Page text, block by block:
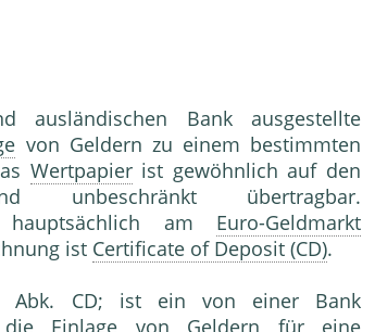
ausländischen Bank ausgestellte
von Geldern zu einem bestimmten
Wertpapierist gewöhnlich auf den
übertragbar.
hauptsächlich am Euro-Geldmarkt
ist Certificate of Deposit (CD).
Abk. CD; ist ein von einer Bank
Einlage von Geldern für eine